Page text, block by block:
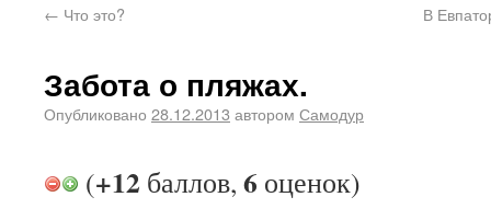
← Что это? В
Забота о пляжах.
Опубликовано 28.12.2013 автором Самодур
(+12 баллов, 6 оценок)